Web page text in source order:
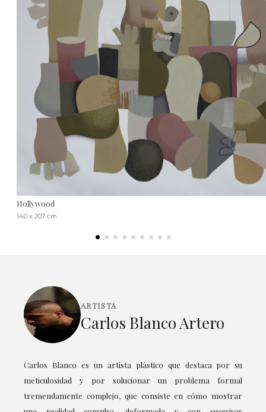
Hollywood
140 x 207 cm
ARTISTA
Carlos Blanco Artero
Carlos Blanco es un artista plástico que destaca por su
meticulosidad y por solucionar un problema formal
tremendamente complejo, que consiste en cómo mostrar